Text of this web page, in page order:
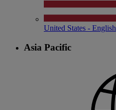
United States - English
Asia Pacific